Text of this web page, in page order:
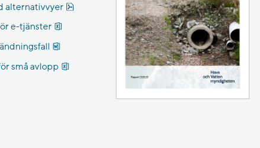
alternativvyer
e-tjänster
små avlopp
Xlsx, 487.3 kB.